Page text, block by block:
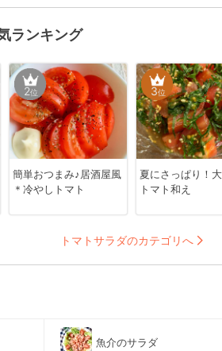
ランキング
2位
簡単おつまみ♪居酒屋風
＊冷やしトマト
3位
夏にさっぱり！
トマト和え
トマトサラダのカテゴリへ
魚介のサラダ